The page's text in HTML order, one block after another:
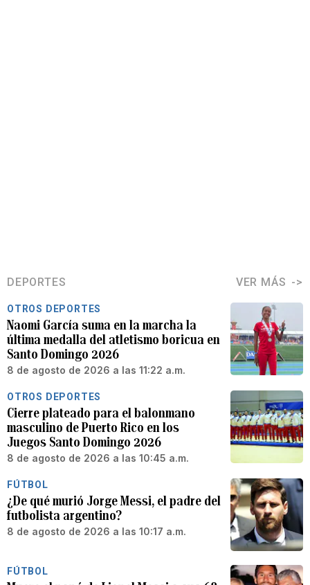
DEPORTES VER MÁS
OTROS DEPORTES
Naomi García suma en la marcha la
última medalla del atletismo boricua en
Santo Domingo 2026
8 de agosto de 2026 a las 11:22 a.m.
OTROS DEPORTES
Cierre plateado para el balonmano
masculino de Puerto Rico en los
Juegos Santo Domingo 2026
8 de agosto de 2026 a las 10:45 a.m.
FÚTBOL
¿De qué murió Jorge Messi, el padre del
futbolista argentino?
8 de agosto de 2026 a las 10:17 a.m.
FÚTBOL